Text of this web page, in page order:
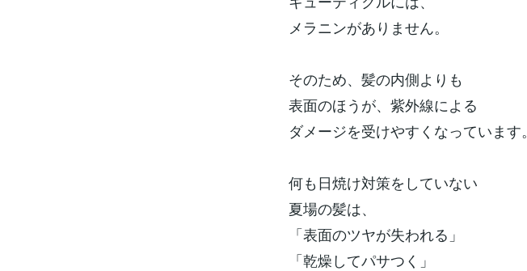
メラニンがありません。
そのため、髪の内側よりも
表面のほうが、紫外線による
ダメージを受けやすくなっています。
何も日焼け対策をしていない
夏場の髪は、
「表面のツヤが失われる」
「乾燥してパサつく」